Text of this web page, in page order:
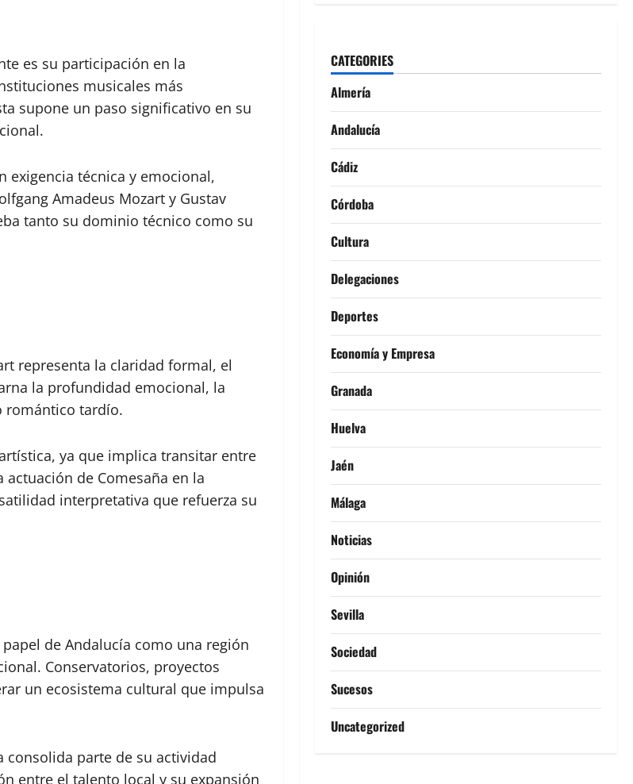
es su participación en la
musicales más
supone un paso significativo en su
exigencia técnica y emocional,
Amadeus Mozart y Gustav
tanto su dominio técnico como su
representa la claridad formal, el
la profundidad emocional, la
romántico tardío.
ya que implica transitar entre
de Comesaña en la
interpretativa que refuerza su
de Andalucía como una región
Conservatorios, proyectos
un ecosistema cultural que impulsa
consolida parte de su actividad
entre el talento local y su expansión
CATEGORIES
Almería
Andalucía
Cádiz
Córdoba
Cultura
Delegaciones
Deportes
Economía y Empresa
Granada
Huelva
Jaén
Málaga
Noticias
Opinión
Sevilla
Sociedad
Sucesos
Uncategorized